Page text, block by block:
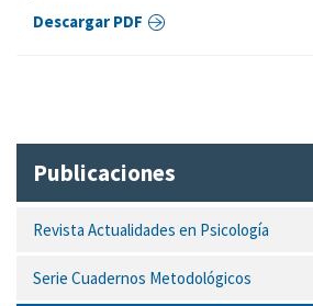
Descargar PDF
Publicaciones
Revista Actualidades en Psicología
Serie Cuadernos Metodológicos